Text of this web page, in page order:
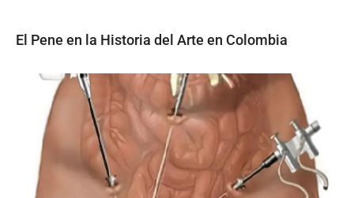
El Pene en la Historia del Arte en Colombia